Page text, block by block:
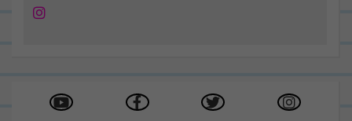
Instagram